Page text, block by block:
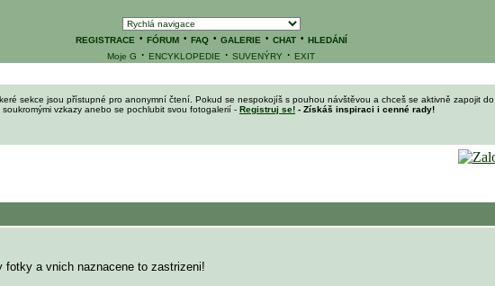
REGISTRACE · FÓRUM· FAQ· GALERIE · CHAT· HLEDÁNÍ
Moje G · ENCYKLOPEDIE · SUVENÝRY · EXIT
sekce jsou přístupné pro anonymní čtení. Pokud se nespokojíš s pouhou návštěvou a chceš se aktivně zapojit do
vzkazy anebo se pochlubit svou fotogalerií - Registruj se! - Získáš inspiraci i cenné rady!
a vnich naznacene to zastrizeni!